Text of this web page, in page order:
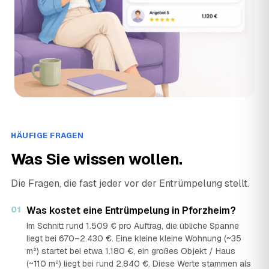
HÄUFIGE FRAGEN
Was Sie wissen wollen.
Die Fragen, die fast jeder vor der Entrümpelung stellt.
01 Was kostet eine Entrümpelung in Pforzheim?
Im Schnitt rund 1.509 € pro Auftrag, die übliche Spanne
liegt bei 670–2.430 €. Eine kleine kleine Wohnung (~35
m²) startet bei etwa 1.180 €, ein großes Objekt / Haus
(~110 m²) liegt bei rund 2.840 €. Diese Werte stammen als